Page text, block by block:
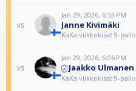
vs
Jan 29, 2026, 6:53 PM
Janne Kivimäki
KaKa viikkokisat 9-pallo
vs
Jan 29, 2026, 6:06 PM
Jaakko Ulmanen
KaKa viikkokisat 9-pallo